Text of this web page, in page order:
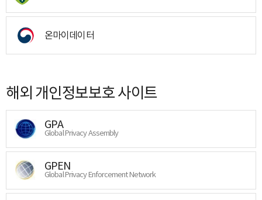
온마이데이터
해외 개인정보보호 사이트
GPA
Global Privacy Assembly
GPEN
Global Privacy Enforcement Network